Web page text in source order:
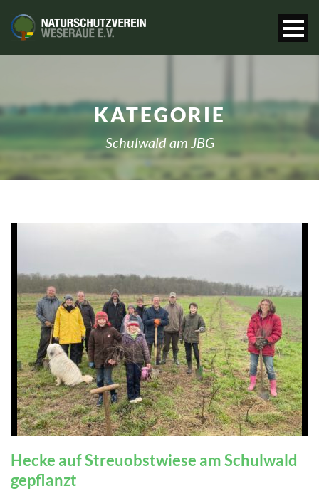
KATEGORIE
Schulwald am JBG
Hecke auf Streuobstwiese am Schulwald
gepflanzt